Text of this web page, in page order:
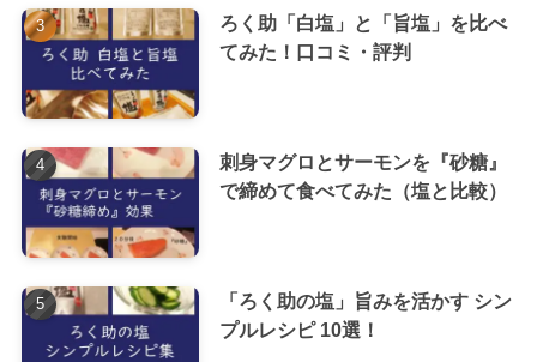
ろく助「白塩」と「旨塩」を比べ
てみた！口コミ・評判
刺身マグロとサーモンを『砂糖』
で締めて食べてみた（塩と比較）
「ろく助の塩」旨みを活かす シン
プルレシピ 10選！